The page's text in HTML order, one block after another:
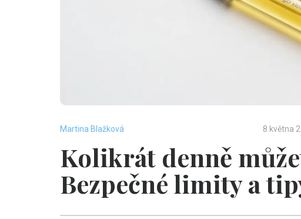
Martina Blažková 8 května
Kolikrát denně
Bezpečné limity a